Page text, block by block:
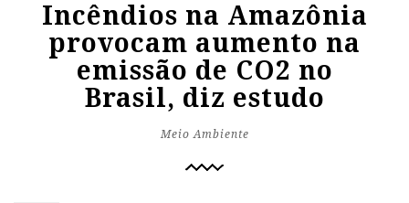
Incêndios na Amazônia
provocam aumento na
emissão de CO2 no
Brasil, diz estudo
Meio Ambiente